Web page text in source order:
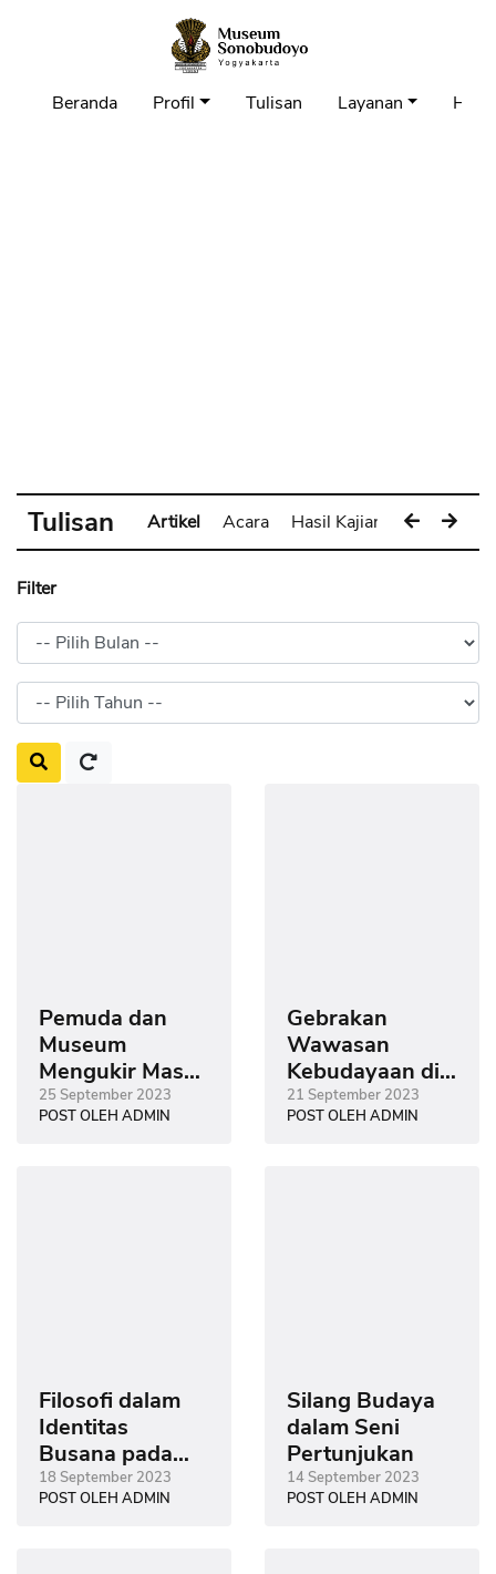
Beranda Profil Tulisan Layanan
Tulisan Artikel Acara Hasil Kajian Pameran
Filter
Pemuda dan
Museum
Mengukir Masa
Depan melalui
Budaya dan
25 September 2023
POST OLEH ADMIN
Gebrakan
Wawasan
Kebudayaan di
Era Gempuran
Digitalisasi
21 September 2023
POST OLEH ADMIN
Filosofi dalam
Identitas
Busana pada
Tradisi Daur
Hidup Mitoni
18 September 2023
POST OLEH ADMIN
Silang Budaya
dalam Seni
Pertunjukan
14 September 2023
POST OLEH ADMIN